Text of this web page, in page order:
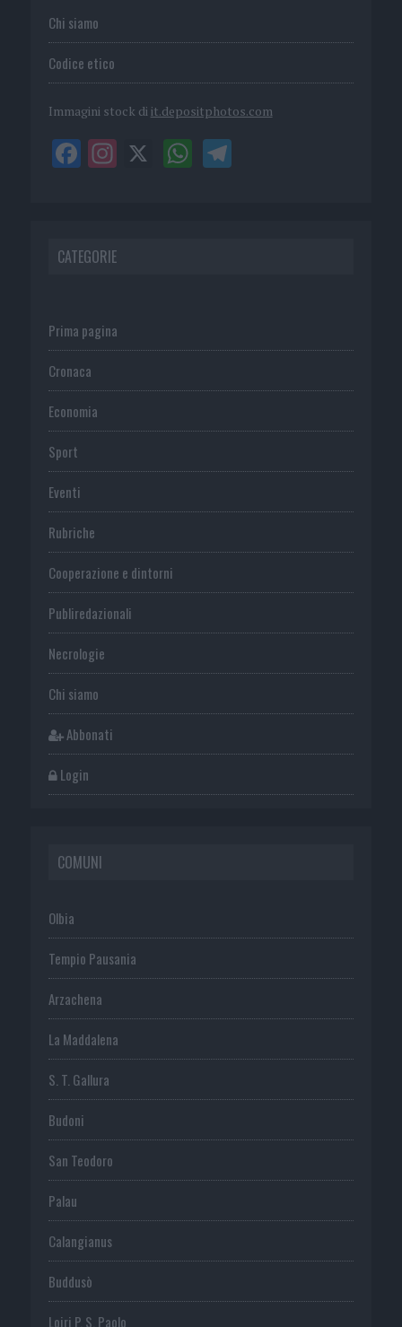
Chi siamo
Codice etico
Immagini stock di it.depositphotos.com
CATEGORIE
Prima pagina
Cronaca
Economia
Sport
Eventi
Rubriche
Cooperazione e dintorni
Publiredazionali
Necrologie
Chi siamo
Abbonati
Login
COMUNI
Olbia
Tempio Pausania
Arzachena
La Maddalena
S. T. Gallura
Budoni
San Teodoro
Palau
Calangianus
Buddusò
Loiri P. S. Paolo